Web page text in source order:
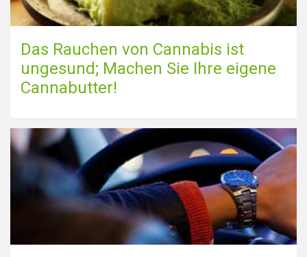
Das Rauchen von Cannabis ist
ungesund; Machen Sie Ihre eigene
Cannabutter!